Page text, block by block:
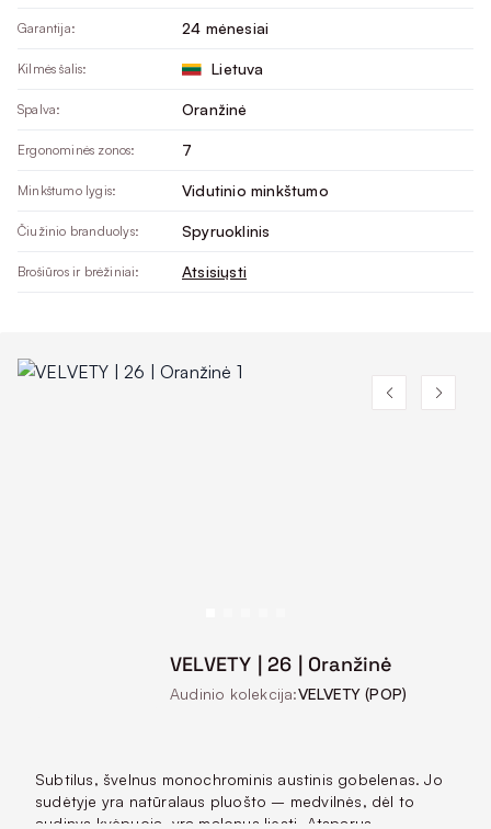
Garantija: 24 mėnesiai
Kilmės šalis: Lietuva
Spalva: Oranžinė
Ergonominės zonos: 7
Minkštumo lygis: Vidutinio minkštumo
Čiužinio branduolys: Spyruoklinis
Brošiūros ir brėžiniai: Atsisiųsti
VELVETY | 26 | Oranžinė
Audinio kolekcija:VELVETY (POP)
Subtilus, švelnus monochrominis austinis gobelenas. Jo
sudėtyje yra natūralaus pluošto – medvilnės, dėl to
audinys kvėpuoja, yra malonus liesti. Atsparus